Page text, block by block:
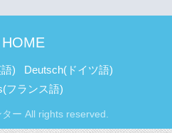
) Deutsch( ドイツ語)
(フランス語)
ー All rights reserved.